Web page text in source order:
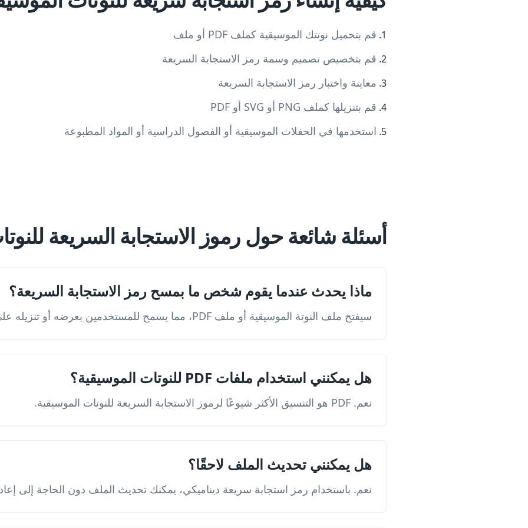
قم بتحميل نوتتك الموسيقية كملف PDF أو ملف
قم بتخصيص تصميم وسمة رمز الاستجابة السريعة
معاينة واختبار رمز الاستجابة السريعة
قم بتنزيلها كملف PNG أو SVG أو PDF
استخدمها في الحفلات الموسيقية أو الفصول الدراسية أو المواد المطبوعة
أسئلة شائعة حول رموز الاستجابة السريعة
ماذا يحدث عندما يقوم شخص ما بمسح رمز الاستجابة السريعة؟
سيفتح ملف النوتة الموسيقية أو ملف PDF، مما يسمح للمستخدمين بعرضه أو تنزيله على الفور.
هل يمكنني استخدام ملفات PDF للنوتات الموسيقية؟
نعم. PDF هو التنسيق الأكثر شيوعًا لرموز الاستجابة السريعة للنوتات الموسيقية.
هل يمكنني تحديث الملف لاحقًا؟
نعم. باستخدام رمز استجابة سريعة ديناميكي، يمكنك تحديث الملف دون الحاجة إلى